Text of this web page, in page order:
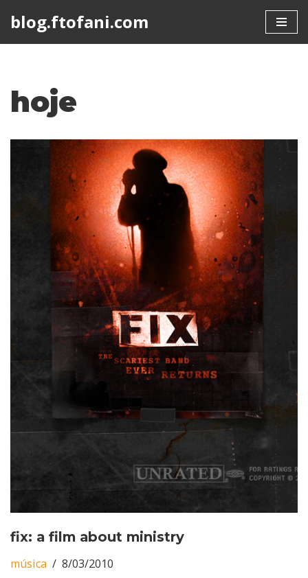
blog.ftofani.com
hoje
fix: a film about ministry
música 8/03/2010